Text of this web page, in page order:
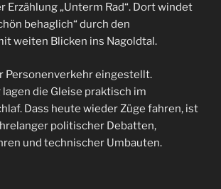
Erzählung „Unterm Rad“. Dort windet
behaglich“ durch den
weiten Blicken ins Nagoldtal.
Personenverkehr eingestellt.
die Gleise praktisch im
Dass heute wieder Züge fahren, ist
politischer Debatten,
und technischer Umbauten.